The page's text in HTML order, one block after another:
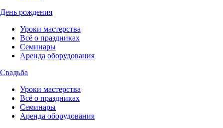
День рождения
Уроки мастерства
Всё о праздниках
Семинары
Аренда оборудования
Свадьба
Уроки мастерства
Всё о праздниках
Семинары
Аренда оборудования